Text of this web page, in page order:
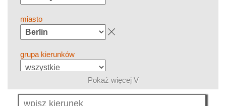
miasto
grupa kierunków
język
Pokaż więcej V